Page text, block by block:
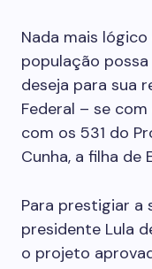
Nada mais
população
deseja para sua
Federal – se
com os 531 do
Cunha, a filha de
Para prestigiar a
presidente Lula
o projeto